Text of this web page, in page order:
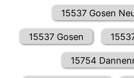
15537 Gosen
15537 Gosen
15754